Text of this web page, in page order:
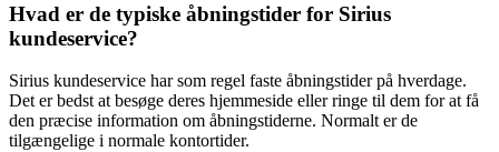
Hvad er de typiske åbningstider for Sirius
kundeservice?
Sirius kundeservice har som regel faste åbningstider på hverdage.
Det er bedst at besøge deres hjemmeside eller ringe til dem for at få
den præcise information om åbningstiderne. Normalt er de
tilgængelige i normale kontortider.